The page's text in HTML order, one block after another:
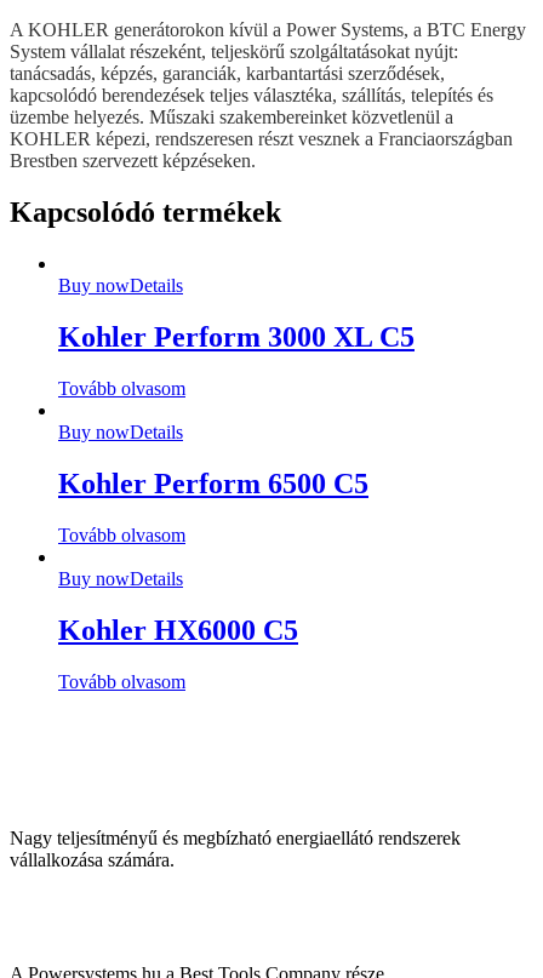
A KOHLER generátorokon kívül a Power Systems, a BTC Energy
System vállalat részeként, teljeskörű szolgáltatásokat nyújt:
tanácsadás, képzés, garanciák, karbantartási szerződések,
kapcsolódó berendezések teljes választéka, szállítás, telepítés és
üzembe helyezés. Műszaki szakembereinket közvetlenül a
KOHLER képezi, rendszeresen részt vesznek a Franciaországban
Brestben szervezett képzéseken.
Kapcsolódó termékek
Buy nowDetails
Kohler Perform 3000 XL C5
Tovább olvasom
Buy nowDetails
Kohler Perform 6500 C5
Tovább olvasom
Buy nowDetails
Kohler HX6000 C5
Tovább olvasom
Nagy teljesítményű és megbízható energiaellátó rendszerek
vállalkozása számára.